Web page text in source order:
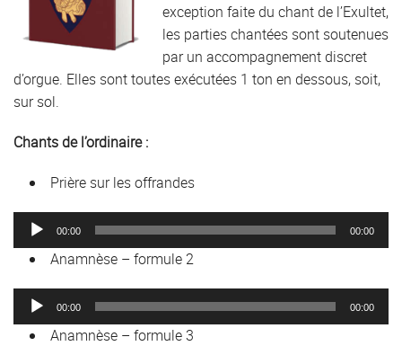
exception faite du chant de l’Exultet,
les parties chantées sont soutenues
par un accompagnement discret
d’orgue. Elles sont toutes exécutées 1 ton en dessous, soit,
sur sol.
Chants de l’ordinaire :
Prière sur les offrandes
Lecteur
audio
00:00 00:00
Anamnèse – formule 2
Lecteur
audio
00:00 00:00
Anamnèse – formule 3